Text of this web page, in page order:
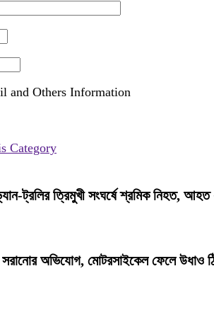
and Others Information
Category
ট্রলির ত্রিমুখী সংঘর্ষে শ্রমিক নিহত,
সরানোর অভিযোগ, মোটরসাইকেল ফেলে উধাও